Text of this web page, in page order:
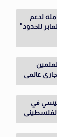
لدعم
للحدود"
عالمي
في